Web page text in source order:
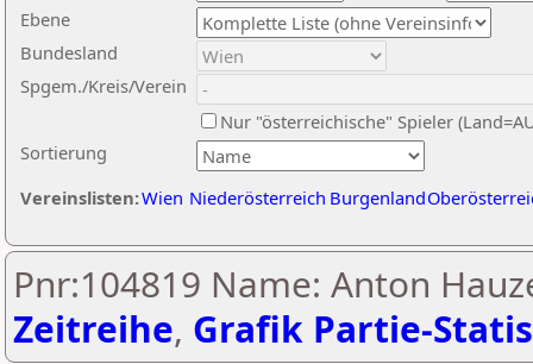
Ebene
Sortierung
Bundesland
Spgem./Kreis/Verein
Nur "österreichische" Spieler
Vereinslisten:Wien Niederösterreich Burgenland
Pnr:104819 Name: Anton
Zeitreihe, Grafik Partie-